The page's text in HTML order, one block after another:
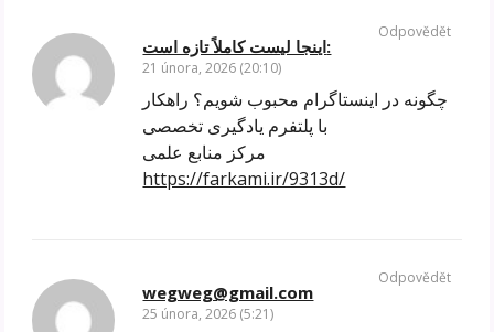
اینجا لیست کاملاً تازه است:
21 února, 2026 (20:10)
چگونه در اینستاگرام محبوب شویم؟ راهکار
با پلتفرم یادگیری تخصصی
مرکز منابع علمی
https://farkami.ir/9313d/
Odpovědět
wegweg@gmail.com
25 února, 2026 (5:21)
Odpovědět